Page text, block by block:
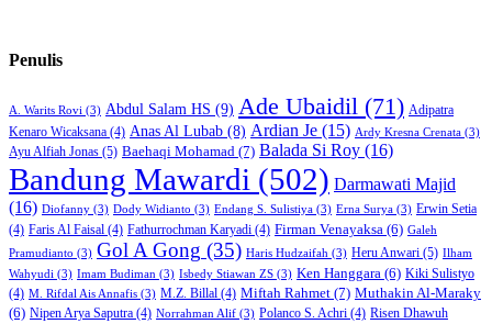
Penulis
A. Warits Rovi (3) Abdul Salam HS (9) Ade Ubaidil (71) Adipatra
Kenaro Wicaksana (4) Anas Al Lubab (8) Ardian Je (15) Ardy Kresna Crenata (3)
Ayu Alfiah Jonas (5) Baehaqi Mohamad (7) Balada Si Roy (16)
Bandung Mawardi (502) Darmawati Majid
(16) Diofanny (3) Dody Widianto (3) Endang S. Sulistiya (3) Erna Surya (3) Erwin Setia
(4) Faris Al Faisal (4) Fathurrochman Karyadi (4) Firman Venayaksa (6) Galeh
Pramudianto (3) Gol A Gong (35) Haris Hudzaifah (3) Heru Anwari (5) Ilham
Wahyudi (3) Imam Budiman (3) Isbedy Stiawan ZS (3) Ken Hanggara (6) Kiki Sulistyo
(4) M. Rifdal Ais Annafis (3) M.Z. Billal (4) Miftah Rahmet (7) Muthakin Al-Maraky
(6) Nipen Arya Saputra (4) Norrahman Alif (3) Polanco S. Achri (4) Risen Dhawuh